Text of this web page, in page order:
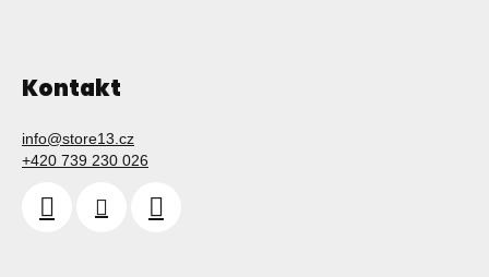
Kontakt
info@store13.cz
+420 739 230 026